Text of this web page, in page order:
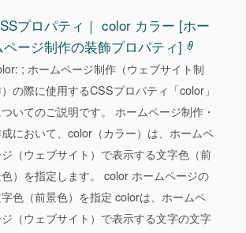
プロパティ｜ color カラー [ホー
ページ制作の装飾プロパティ]
; ホームページ制作（ウェブサイト制
の際に使用するCSSプロパティ「color」
いてのご説明です。 ホームページ制作・
において、color（カラー）は、ホームペ
（ウェブサイト）で表示する文字色（前
）を指定します。 color ホームページの
色（前景色）を指定 colorは、ホームペ
（ウェブサイト）で表示する文字の文字